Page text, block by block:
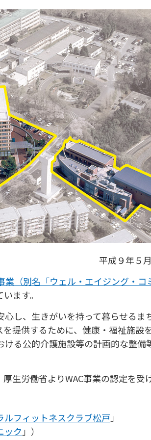
平成９年５
（別名「ウェル・エイジング・コ
ます。
し、生きがいを持って暮らせるま
提供するために、健康・福祉施設
る公的介護施設等の計画的な整備
生労働省よりWAC事業の認定を受
ルフィットネスクラブ松戸 」
ック 」）